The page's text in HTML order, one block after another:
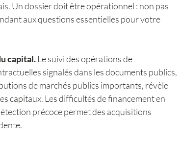
Un dossier doit être opérationnel : non pas
aux questions essentielles pour votre
capital. Le suivi des opérations de
signalés dans les documents publics,
de marchés publics importants, révèle
capitaux. Les difficultés de financement en
précoce permet des acquisitions